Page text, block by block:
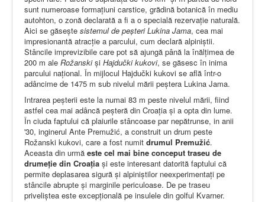
sunt numeroase formaţiuni carstice, grădină botanică în mediu
autohton, o zonă declarată a fi a o specială rezervaţie naturală.
Aici se găsește sistemul de peşteri Lukina Jama, cea mai
impresionantă atracţie a parcului, cum declară alpiniştii.
Stâncile imprevizibile care pot să ajungă până la înălţimea de
200 m ale Rožanskişi Hajdučki kukovi, se găsesc în inima
parcului naţional. În mijlocul Hajdučki kukovi se află într-o
adâncime de 1475 m sub nivelul mării peştera Lukina Jama.
Intrarea peşterii este la numai 83 m peste nivelul mării, fiind
astfel cea mai adâncă peşteră din Croaţia şi a opta din lume.
În ciuda faptului că plaiurile stâncoase par nepătrunse, in anii
'30, inginerul Ante Premužić, a construit un drum peste
Rožanski kukovi, care a fost numit drumul Premužić.
Aceasta din urmă este cel mai bine conceput traseu de
drumeţie din Croaţia şi este interesant datorită faptului că
permite deplasarea sigură şi alpiniștilor neexperimentaţi pe
stâncile abrupte şi marginile periculoase. De pe traseu
priveliştea este excepţională pe insulele din golful Kvarner.